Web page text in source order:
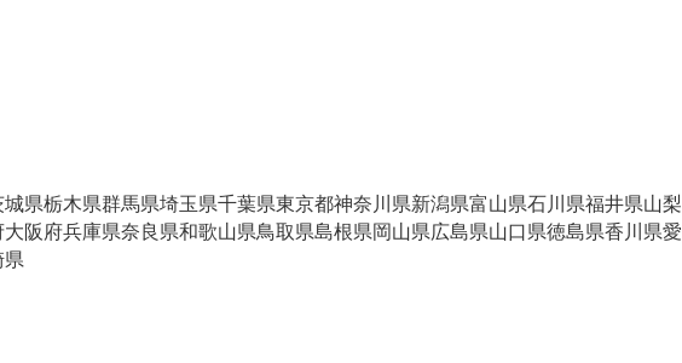
城県栃木県群馬県埼玉県千葉県東京都神奈川県新潟県富山県石川県福井県山梨
大阪府兵庫県奈良県和歌山県鳥取県島根県岡山県広島県山口県徳島県香川県愛
県